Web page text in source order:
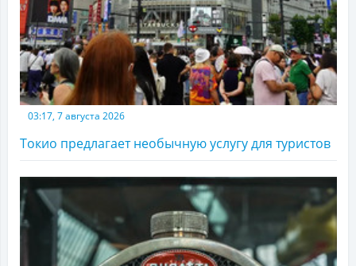
03:17, 7 августа 2026
Токио предлагает необычную услугу для туристов